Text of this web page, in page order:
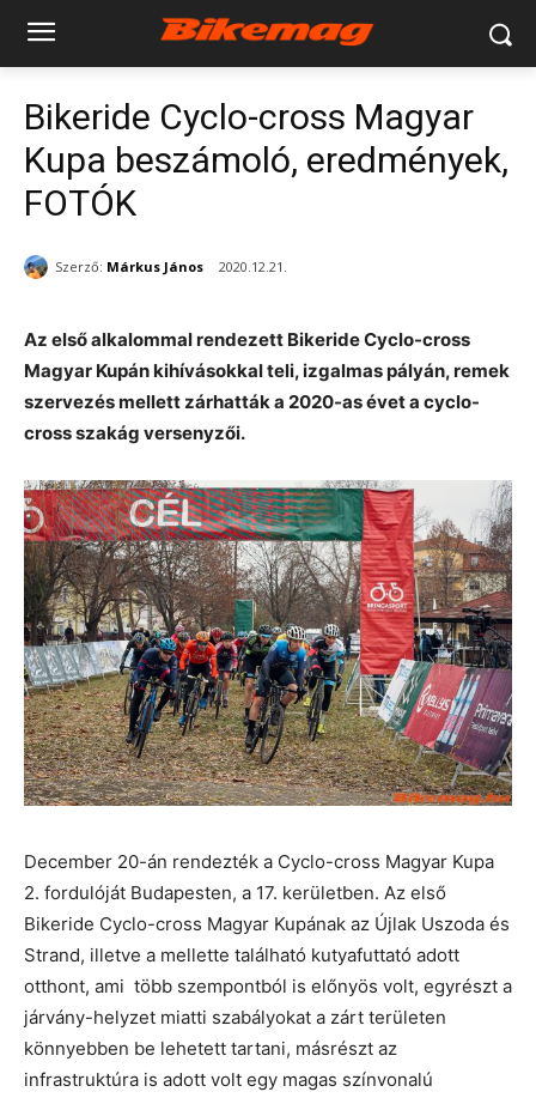
Bikeride Cyclo-cross Magyar
Kupa beszámoló, eredmények,
FOTÓK
Szerző: Márkus János 2020.12.21.
Az első alkalommal rendezett Bikeride Cyclo-cross
Magyar Kupán kihívásokkal teli, izgalmas pályán, remek
szervezés mellett zárhatták a 2020-as évet a cyclo-
cross szakág versenyzői.
December 20-án rendezték a Cyclo-cross Magyar Kupa
2. fordulóját Budapesten, a 17. kerületben. Az első
Bikeride Cyclo-cross Magyar Kupának az Újlak Uszoda és
Strand, illetve a mellette található kutyafuttató adott
otthont, ami több szempontból is előnyös volt, egyrészt a
járvány-helyzet miatti szabályokat a zárt területen
könnyebben be lehetett tartani, másrészt az
infrastruktúra is adott volt egy magas színvonalú